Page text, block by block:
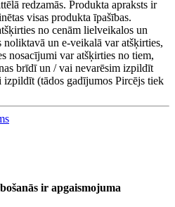
redzamās. Produkta apraksts ir
visas produkta īpašības.
no cenām lielveikalos un
noliktavā un e-veikalā var atšķirties,
nosacījumi var atšķirties no tiem,
brīdī un / vai nevarēsim izpildīt
(tādos gadījumos Pircējs tiek
ir apgaismojuma